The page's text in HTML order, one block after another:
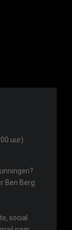
uur)
Ben Berg:
social